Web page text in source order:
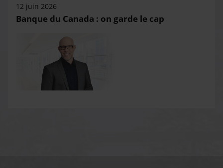
12 juin 2026
Banque du Canada : on garde le cap